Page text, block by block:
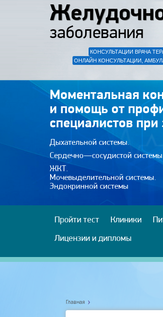
заболевания
КОНСУЛЬТАЦИИ ВРАЧА
ОНЛАЙН КОНСУЛЬТАЦИИ,
Моментальная
и помощь от
специалистов
Дыхательной системы.
Сердечно—сосудистой
ЖКТ.
Мочевыделительной системы.
Эндокринной системы
Пройти тест Клиники
Лицензии и дипломы
Главная